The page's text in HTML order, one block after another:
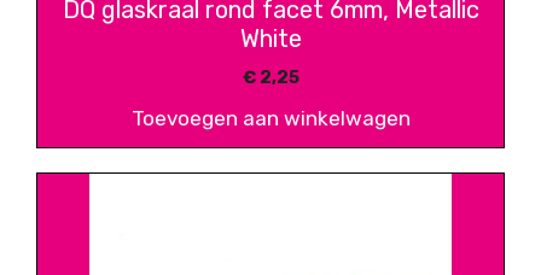
DQ glaskraal rond facet 6mm, Metallic
White
€2,25
Toevoegen aan winkelwagen